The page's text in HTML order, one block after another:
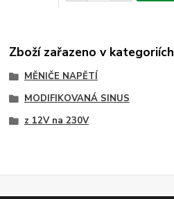
Zboží zařazeno v kategoriích
MĚNIČE NAPĚTÍ
MODIFIKOVANÁ SINUS
z 12V na 230V